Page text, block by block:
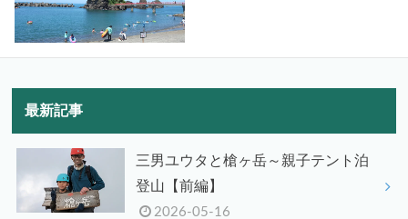
最新記事
三男ユウタと槍ヶ岳～親子テント泊
登山【前編】
2026-05-16